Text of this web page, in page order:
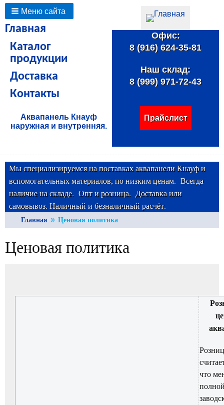
Основные
ссылки
Меню сайта
Главная
Каталог
продукции
Доставка
Контакты
Аквапанель Кнауф
наружная и внутренняя.
Офис:
8 (916) 624-35-81
Наш склад:
8 (999) 971-72-43
Прайслист
Мы специализируемся на поставках аквапанели Кнауф и
вспомогательных материалов, по низким ценам. Всегда
наличие на складе. Опт и розница. Доставка или
самовывоз. Наличный и безналичный расчёт.
Строка
навигации
You
are
here:
Главная Ценовая политика
Ценовая политика
что